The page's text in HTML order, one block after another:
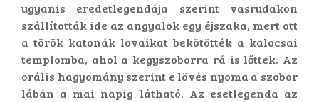
ugyanis eredetlegendája szerint vasrudakon
szállították ide az angyalok egy éjszaka, mert ott
a török katonák lovaikat bekötötték a kalocsai
templomba, ahol a kegyszoborra rá is lőttek. Az
orális hagyomány szerint e lövés nyoma a szobor
lábán a mai napig látható. Az esetlegenda az